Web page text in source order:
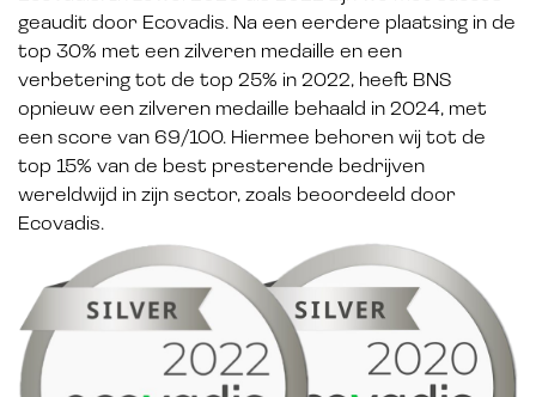
geaudit door Ecovadis. Na een eerdere plaatsing in de
top 30% met een zilveren medaille en een
verbetering tot de top 25% in 2022, heeft BNS
opnieuw een zilveren medaille behaald in 2024, met
een score van 69/100. Hiermee behoren wij tot de
top 15% van de best presterende bedrijven
wereldwijd in zijn sector, zoals beoordeeld door
Ecovadis.